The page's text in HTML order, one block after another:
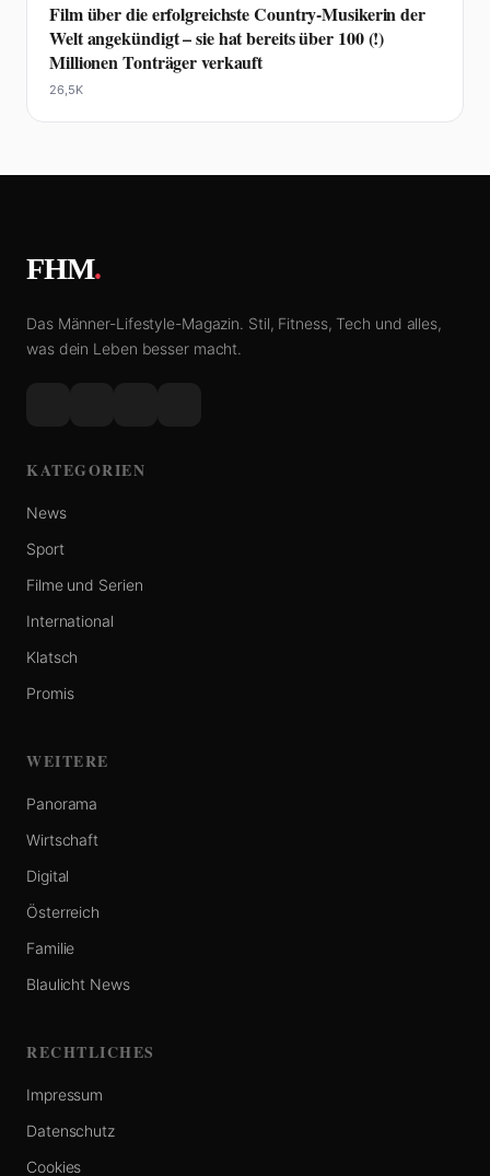
Film über die erfolgreichste Country-Musikerin der
Welt angekündigt – sie hat bereits über 100 (!)
Millionen Tonträger verkauft
26,5K
FHM.
Das Männer-Lifestyle-Magazin. Stil, Fitness, Tech und alles,
was dein Leben besser macht.
KATEGORIEN
News
Sport
Filme und Serien
International
Klatsch
Promis
WEITERE
Panorama
Wirtschaft
Digital
Österreich
Familie
Blaulicht News
RECHTLICHES
Impressum
Datenschutz
Cookies